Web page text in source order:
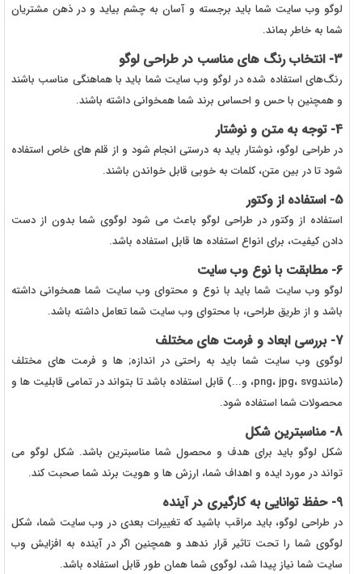
لوگو وب سایت شما باید برجسته و آسان به چشم بیاید و در ذهن مشتریان
شما به خاطر بماند.
3- انتخاب رنگ های مناسب در طراحی لوگو
رنگ‌های استفاده شده در لوگو وب سایت شما باید با هماهنگی مناسب باشند
و همچنین با حس و احساس برند شما همخوانی داشته باشند.
4- توجه به متن و نوشتار
در طراحی لوگو، نوشتار باید به درستی انجام شود و از قلم های خاص استفاده
شود تا در بین متن، کلمات به خوبی قابل خواندن باشند.
5- استفاده از وکتور
استفاده از وکتور در طراحی لوگو باعث می شود لوگوی شما بدون از دست
دادن کیفیت، برای انواع استفاده ها قابل استفاده باشد.
6- مطابقت با نوع وب سایت
لوگو وب سایت شما باید با نوع و محتوای وب سایت شما همخوانی داشته
باشد و از طریق طراحی، با محتوای وب سایت شما تعامل داشته باشد.
7- بررسی ابعاد و فرمت های مختلف
لوگوی وب سایت شما باید به راحتی در اندازه; ها و فرمت های مختلف
(مانندpng، jpg، svg، و...) قابل استفاده باشد تا بتواند در تمامی قابلیت ها و
محصولات شما استفاده شود.
8- مناسبترین شکل
شکل لوگو باید برای هدف و محصول شما مناسبترین باشد. شکل لوگو می
تواند در مورد ایده و اهداف شما، ارزش ها و هویت برند شما صحبت کند.
9- حفظ توانایی به کارگیری در آینده
در طراحی لوگو، باید مراقب باشید که تغییرات بعدی در وب سایت شما، شکل
لوگوی شما را تحت تاثیر قرار ندهد و همچنین اگر در آینده به افزایش وب
سایت شما نیاز پیدا شد، لوگوی شما همان طور قابل استفاده باشد.